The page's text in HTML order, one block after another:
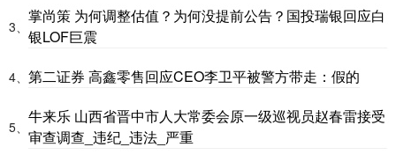
3、
掌尚策 为何调整估值？为何没提前公告？国投瑞银回应白
银LOF巨震
4、 第二证券 高鑫零售回应CEO李卫平被警方带走：假的
5、
牛来乐 山西省晋中市人大常委会原一级巡视员赵春雷接受
审查调查_违纪_违法_严重